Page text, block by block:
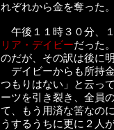
れぞれから金を奪った
午後１１時３０分、
リア・デイビーだった
のだが、その訳は後に
デイビーからも所持
つもりはない」と云っ
ーツを引き裂き、全員
て、もう用済な筈なの
うするうちに更に２人